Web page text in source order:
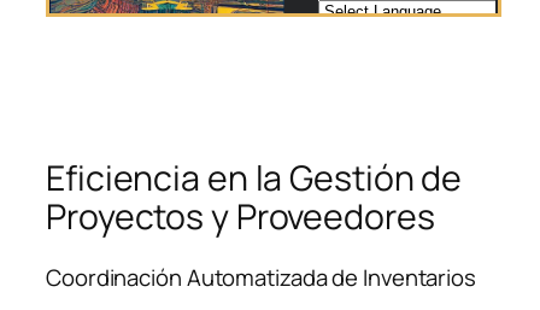
Eficiencia en la Gestión de
Proyectos y Proveedores
Coordinación Automatizada de Inventarios